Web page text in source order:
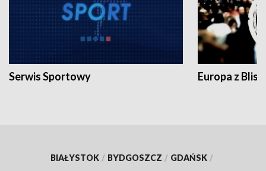
Serwis Sportowy Europa z
BIAŁYSTOK / BYDGOSZCZ / GDAŃSK /